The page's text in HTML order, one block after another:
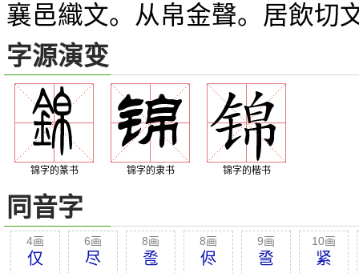
襄邑織文。从帛金聲。居飲切
字源演变
锦字的篆书 锦字的隶书 锦字的楷书
同音字
4画
仅
6画
尽
8画
卺
8画
侭
9画
巹
10画
紧